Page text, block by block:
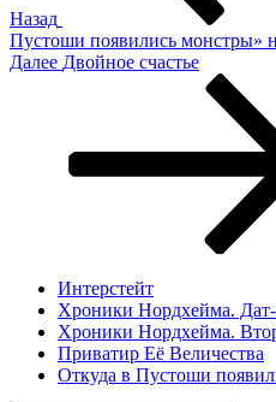
Назад
Пустоши появились монстры»
Следующая
Далее Двойное счастье
Интерстейт
Хроники Нордхейма.
Хроники Нордхейма.
Приватир Её Величества
Откуда в Пустоши